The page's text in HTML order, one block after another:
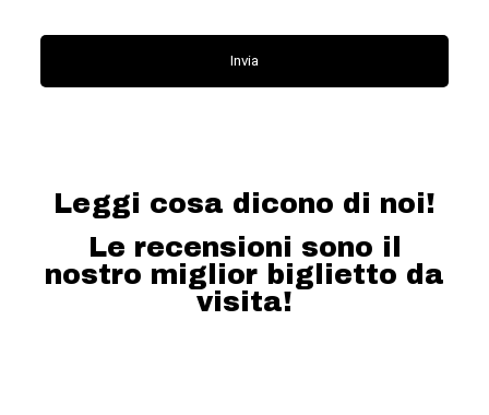
Leggi cosa dicono di noi!
Le recensioni sono il
nostro miglior biglietto da
visita!